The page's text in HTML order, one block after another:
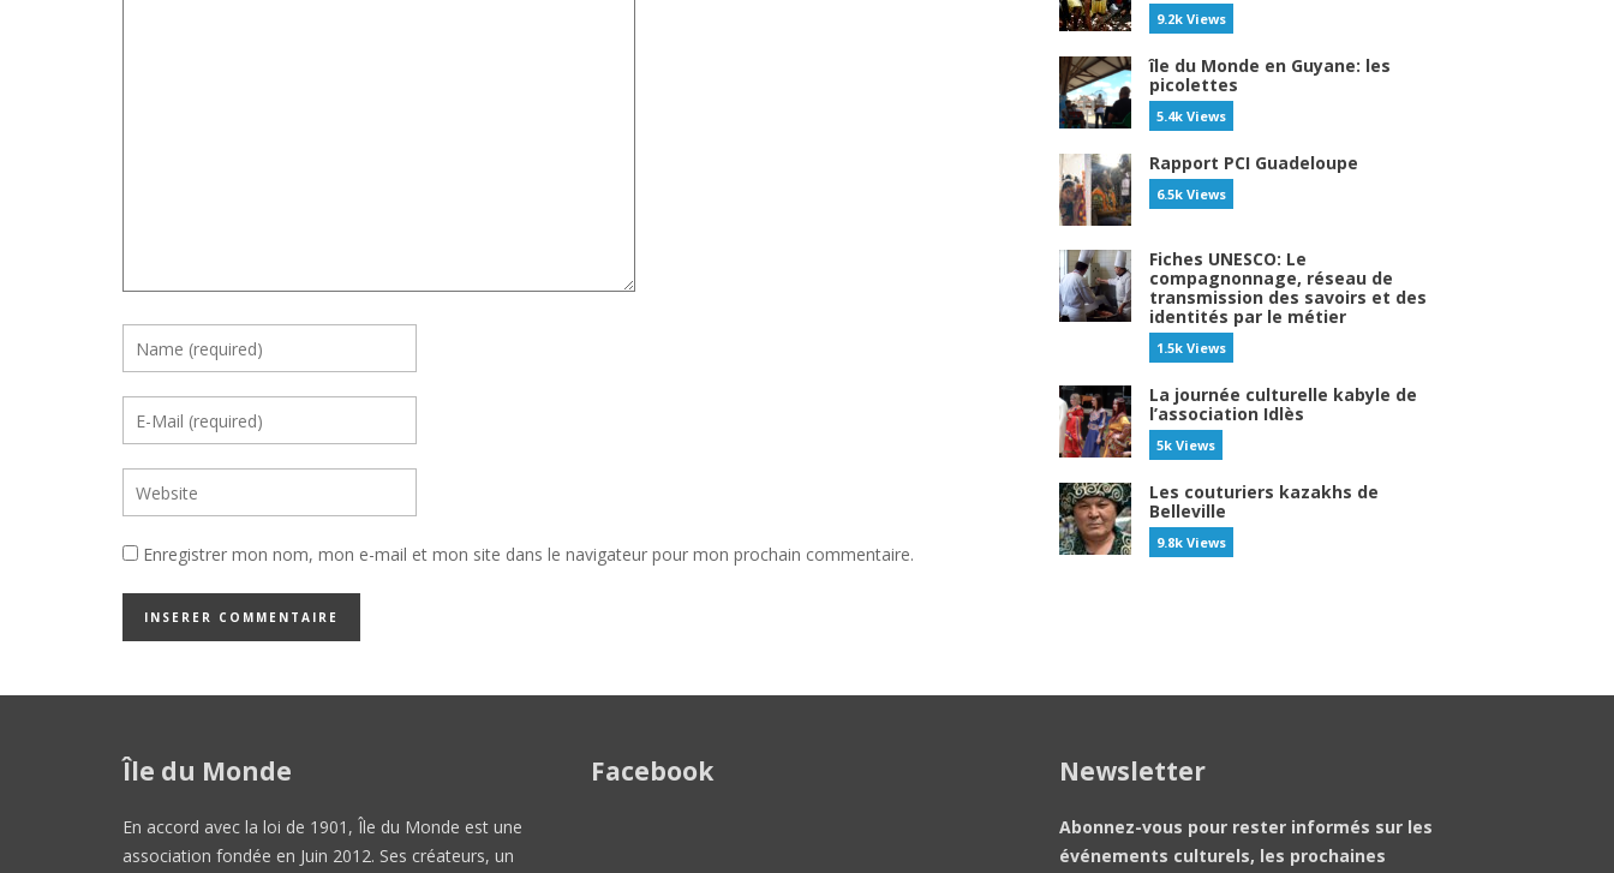
Enregistrer mon nom, mon e-mail et mon site dans le navigateur pour mon prochain commentaire.
9.2k Views
île du Monde en Guyane: les
picolettes
5.4k Views
Rapport PCI Guadeloupe
6.5k Views
Fiches UNESCO: Le
compagnonnage, réseau de
transmission des savoirs et des
identités par le métier
1.5k Views
La journée culturelle kabyle de
l’association Idlès
5k Views
Les couturiers kazakhs de
Belleville
9.8k Views
Île du Monde
En accord avec la loi de 1901, Île du Monde est une
association fondée en Juin 2012. Ses créateurs, un
Facebook Newsletter
Abonnez-vous pour rester informés sur les
événements culturels, les prochaines